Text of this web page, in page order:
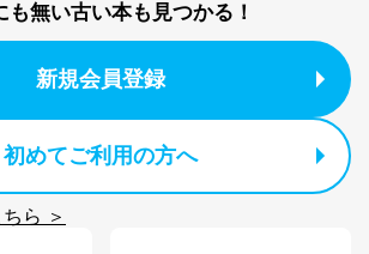
も無い古い本も見つかる！
新規会員登録
初めてご利用の方へ
ら ＞